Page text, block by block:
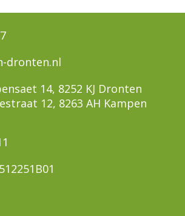
dronten.nl
14, 8252 KJ Dronten
12, 8263 AH Kampen